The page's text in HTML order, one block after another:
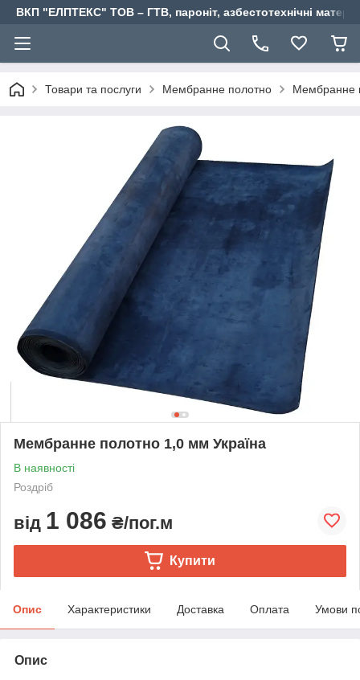
ВКП "ЕЛПТЕКС" ТОВ – ГТВ, пароніт, азбестотехнічні
Товари та послуги Мембранне полотно Мембранне
Мембранне полотно 1,0 мм Україна
В наявності
Роздріб
від 1 086 ₴/пог.м
Купити
Опис Характеристики Доставка Оплата Умови
Опис